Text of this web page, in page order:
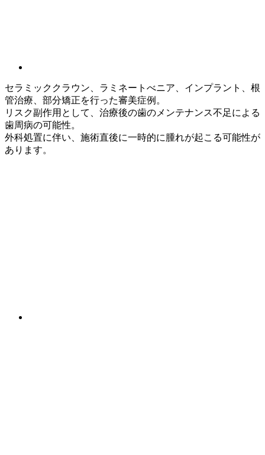
セラミッククラウン、ラミネートべニア、インプラント、根
管治療、部分矯正を行った審美症例。
リスク副作用として、治療後の歯のメンテナンス不足による
歯周病の可能性。
外科処置に伴い、施術直後に一時的に腫れが起こる可能性が
あります。